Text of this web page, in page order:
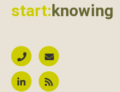
start:knowing